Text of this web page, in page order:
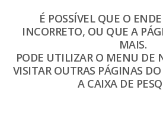
É POSSÍVEL QUE O
INCORRETO, OU QUE A
MAIS.
PODE UTILIZAR O MENU DE
VISITAR OUTRAS PÁGINAS
A CAIXA DE